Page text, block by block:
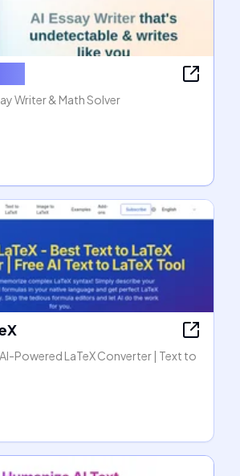
Writer & Math Solver
Powered LaTeX Converter | Text to